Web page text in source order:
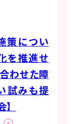
策につい
を推進せ
わせた障
試みも提